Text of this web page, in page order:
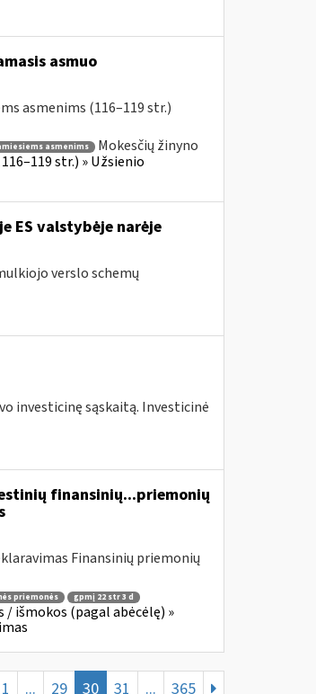
asmuo
asmenims (116–119 str.)
asmenims
Mokesčių žinyno
str.) » Užsienio
ES valstybėje narėje
verslo schemų
investicinę sąskaitą. Investicinė
finansinių...priemonių
Finansinių priemonių
priemonės
gpmį 22 str 3 d
išmokos (pagal abėcėlę) »
1 ... 29 30 31 ... 365